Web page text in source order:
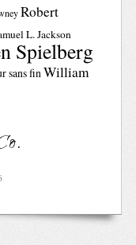
Robert
L. Jackson
Spielberg
sans finWilliam